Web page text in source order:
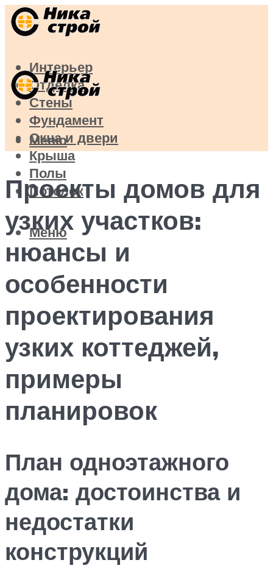
Интерьер
Отделка
Стены
Фундамент
Окна и двери
Крыша
Полы
Потолок
Меню
Меню
Проекты домов для
узких участков:
нюансы и
особенности
проектирования
узких коттеджей,
примеры
планировок
План одноэтажного
дома: достоинства и
недостатки
конструкций